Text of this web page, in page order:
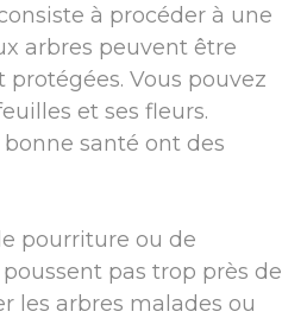
à procéder à une
arbres peuvent être
Vous pouvez
et ses fleurs.
santé ont des
pourriture ou de
pas trop près de
les arbres malades ou